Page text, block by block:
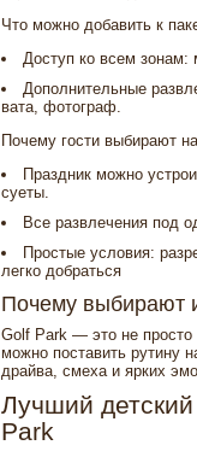
Что можно добавить к
Доступ ко всем зонам:
Дополнительные
вата, фотограф.
Почему гости выбирают
Праздник можно
суеты.
Все развлечения под
Простые условия:
легко добраться
Почему выбирают
Golf Park — это не просто
можно поставить рутину
драйва, смеха и ярких
Лучший
Park